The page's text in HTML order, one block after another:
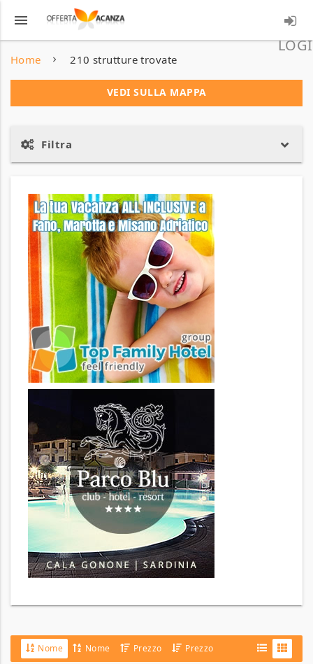
menu
Home 210 strutture trovate
VEDI SULLA MAPPA
Filtra
Nome Nome Prezzo Prezzo